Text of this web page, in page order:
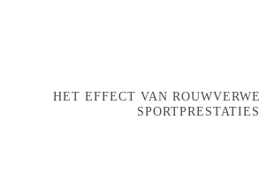
HET EFFECT VAN
SPORTPRESTATIES